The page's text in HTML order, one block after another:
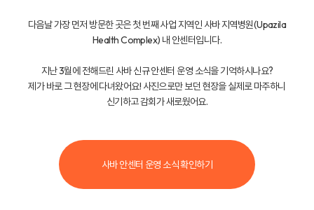
다음날 가장 먼저 방문한 곳은 첫 번째 사업 지역인 사바 지역병원(Upazila
Health Complex) 내 안센터입니다.
지난 3월에 전해드린 사바 신규 안센터 운영 소식을 기억하시나요?
제가 바로 그 현장에 다녀왔어요! 사진으로만 보던 현장을 실제로 마주하니
신기하고 감회가 새로웠어요.
사바 안센터 운영 소식 확인하기